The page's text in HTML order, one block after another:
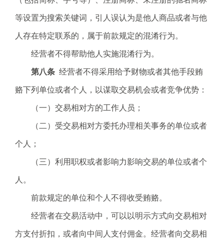
等设置为搜索关键词，引人误认为是他人商品或者与他
人存在特定联系的，属于前款规定的混淆行为。
经营者不得帮助他人实施混淆行为。
第八条 经营者不得采用给予财物或者其他手段贿
赂下列单位或者个人，以谋取交易机会或者竞争优势：
（一）交易相对方的工作人员；
（二）受交易相对方委托办理相关事务的单位或者
个人；
（三）利用职权或者影响力影响交易的单位或者个
人。
前款规定的单位和个人不得收受贿赂。
经营者在交易活动中，可以以明示方式向交易相对
方支付折扣，或者向中间人支付佣金。经营者向交易相